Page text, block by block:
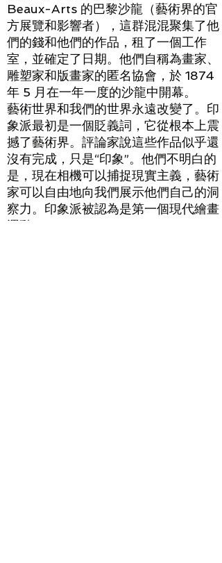
Beaux-Arts 的巴黎沙龍（藝術界的官
方展覽和影響者），這群混混聚集了他
們的錢和他們的作品，租了一個工作
室，並確定了日期。他們自稱為畫家、
雕塑家和版畫家的匿名協會，於 1874
年 5 月在一年一度的沙龍中開幕。
藝術世界和我們的世界永遠改變了。印
象派最初是一個貶義詞，它從根本上震
撼了藝術界。評論家說這些作品似乎還
沒有完成，只是“印象”。他們不明白的
是，現在相機可以捕捉現實主義，藝術
家可以自由地向我們展示他們自己的洞
察力。印象派被認為是第一個現代繪畫
運動。